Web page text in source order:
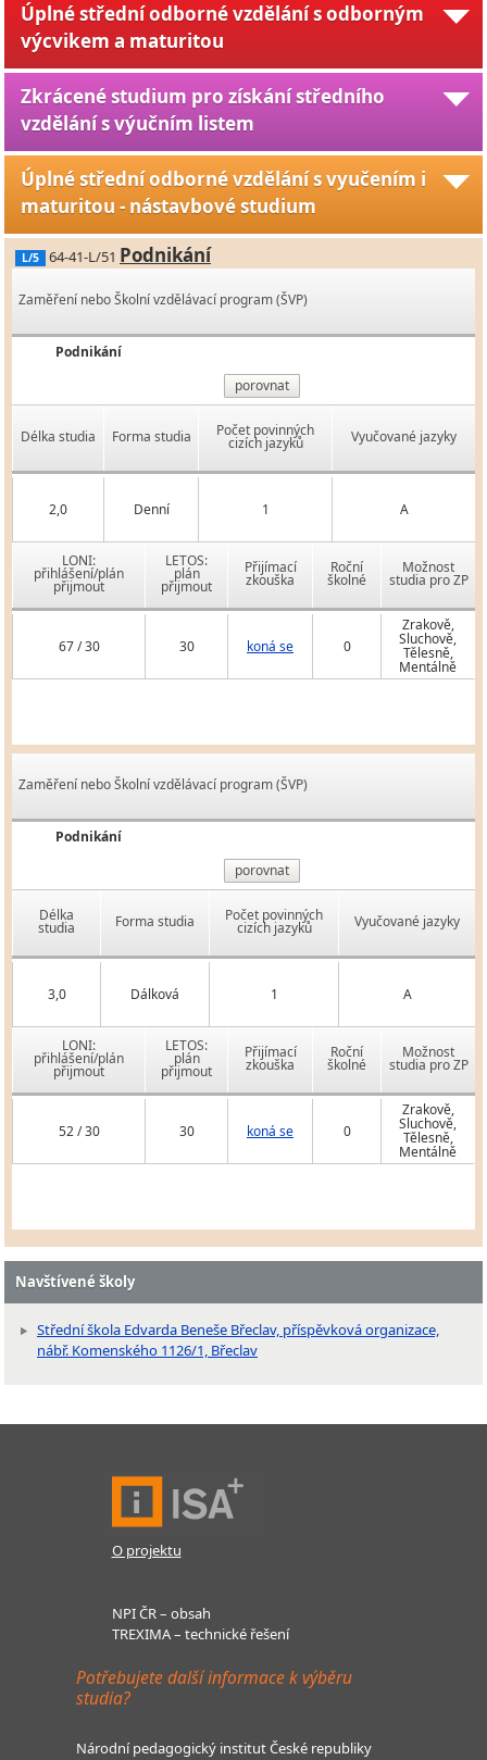
Úplné střední odborné vzdělání s odborným
výcvikem a maturitou
Zkrácené studium pro získání středního
vzdělání s výučním listem
Úplné střední odborné vzdělání s vyučením i
maturitou - nástavbové studium
L/5 64-41-L/51 Podnikání
Zaměření nebo Školní vzdělávací program (ŠVP)
Podnikání
porovnat
Délka studia Forma studia Počet povinných
cizích jazyků Vyučované jazyky
2,0 Denní 1 A
LONI:
přihlášení/plán
přijmout
LETOS:
plán
přijmout
Přijímací
zkouška
Roční
školné
Možnost
studia pro ZP
67 / 30 30 koná se 0
Zrakově,
Sluchově,
Tělesně,
Mentálně
Zaměření nebo Školní vzdělávací program (ŠVP)
Podnikání
porovnat
Délka
studia Forma studia Počet povinných
cizích jazyků Vyučované jazyky
3,0 Dálková 1 A
LONI:
přihlášení/plán
přijmout
LETOS:
plán
přijmout
Přijímací
zkouška
Roční
školné
Možnost
studia pro ZP
52 / 30 30 koná se 0
Zrakově,
Sluchově,
Tělesně,
Mentálně
Navštívené školy
Střední škola Edvarda Beneše Břeclav, příspěvková organizace,
nábř. Komenského 1126/1, Břeclav
O projektu
NPI ČR – obsah
TREXIMA – technické řešení
Potřebujete další informace k výběru
studia?
Národní pedagogický institut České republiky